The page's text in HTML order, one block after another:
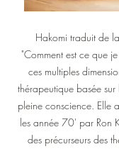
Hakomi traduit de
"Comment est ce que
ces multiples
thérapeutique basée
pleine conscience. Elle
les année 70' par Ron
des précurseurs des